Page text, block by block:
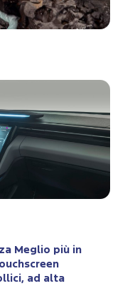
Meglio più in
ad alta